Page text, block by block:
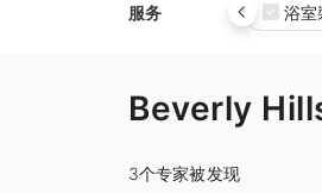
服务 浴室
Beverly
3个专家被发现